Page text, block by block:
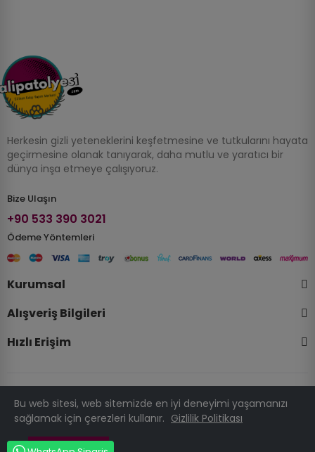
Herkesin gizli yeteneklerini keşfetmesine ve tutkularını hayata
geçirmesine olanak tanıyarak, daha mutlu ve yaratıcı bir
dünya inşa etmeye çalışıyoruz.
Bize Ulaşın
+90 533 390 3021
Ödeme Yöntemleri
Kurumsal
Alışveriş Bilgileri
Hızlı Erişim
© 2025 Telif Hakkı Kalipatolyesi.com . Tüm Hakları Saklıdır.
Bu web sitesi, web sitemizde en iyi deneyimi yaşamanızı
sağlamak için çerezleri kullanır. Gizlilik Politikası